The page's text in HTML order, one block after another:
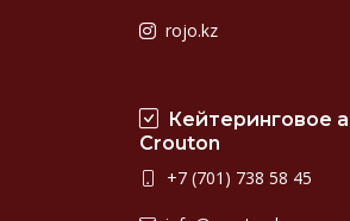
rojo.kz
Кейтеринговое
Crouton
+7 (701) 738 58 45